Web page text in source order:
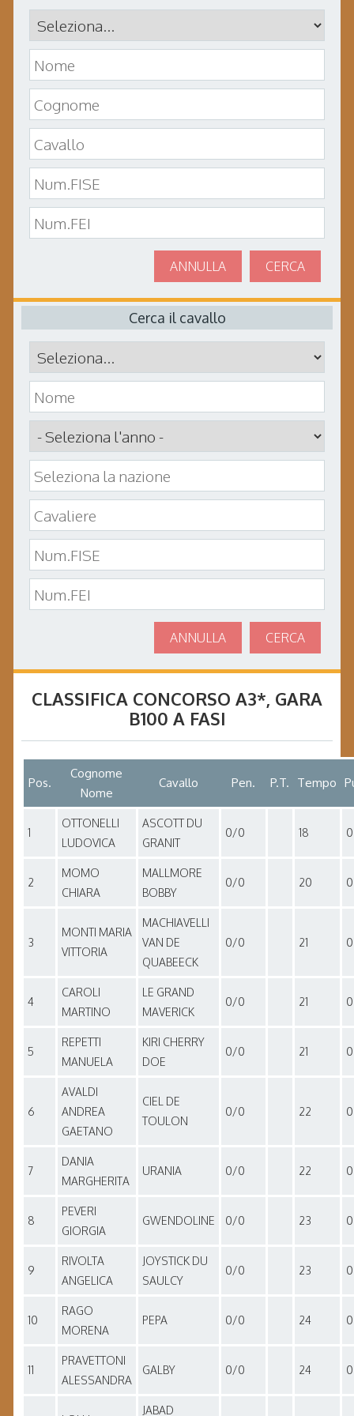
CERCA
ANNULLA
Cerca il cavallo
CERCA
ANNULLA
CLASSIFICA CONCORSO A3*, GARA
B100 A FASI
Pos.
Cognome
Nome
Cavallo Pen. P.T. Tempo
1
OTTONELLI
LUDOVICA
ASCOTT DU
GRANIT
0/0 18 0
2
MOMO
CHIARA
MALLMORE
BOBBY
0/0 20 0
3
MONTI MARIA
VITTORIA
MACHIAVELLI
VAN DE
QUABEECK
0/0 21 0
4
CAROLI
MARTINO
LE GRAND
MAVERICK
0/0 21 0
5
REPETTI
MANUELA
KIRI CHERRY
DOE
0/0 21 0
6
AVALDI
ANDREA
GAETANO
CIEL DE
TOULON
0/0 22 0
7
DANIA
MARGHERITA
URANIA 0/0 22 0
8
PEVERI
GIORGIA
GWENDOLINE 0/0 23 0
9
RIVOLTA
ANGELICA
JOYSTICK DU
SAULCY
0/0 23 0
10
RAGO
MORENA
PEPA 0/0 24 0
11
PRAVETTONI
ALESSANDRA
GALBY 0/0 24 0
JABAD